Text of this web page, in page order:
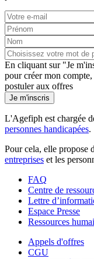
En cliquant sur "Je
pour créer mon
postuler aux offres
Je m'inscris
L'Agefiph est chargée
personnes handicapées.
Pour cela, elle propose
entreprises et les
FAQ
Centre de
Lettre
Espace Presse
Ressources
Appels d'offres
CGU